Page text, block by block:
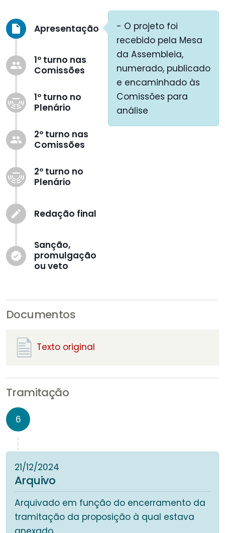
insert_drive_file Apresentação
group
1º turno nas
Comissões
1º turno no
Plenário
group
2º turno nas
Comissões
2º turno no
Plenário
create Redação final
verified
Sanção,
promulgação
ou veto
- O projeto foi
recebido pela Mesa
da Assembleia,
numerado, publicado
e encaminhado às
Comissões para
análise
Documentos
Texto original
Tramitação
6
21/12/2024
Arquivo
Arquivado em função do encerramento da
tramitação da proposição à qual estava